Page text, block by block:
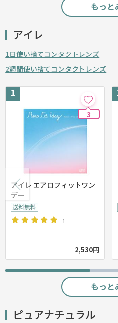
もっと
アイレ
1日使い捨てコンタクトレンズ
2週間使い捨てコンタクトレンズ
3
アイレ エアロフィットワン
デー
1
2,530円
もっと
ピュアナチュラル